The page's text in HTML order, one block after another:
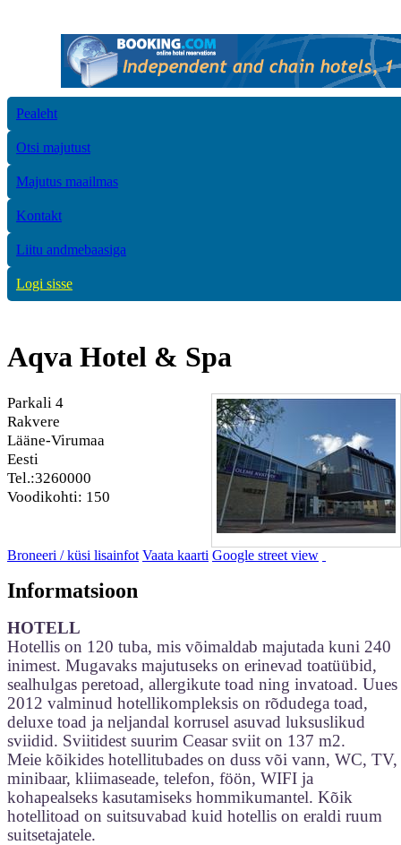
Pealeht
Otsi majutust
Majutus maailmas
Kontakt
Liitu andmebaasiga
Logi sisse
Aqva Hotel & Spa
Parkali 4
Rakvere
Lääne-Virumaa
Eesti
Tel.:3260000
Voodikohti: 150
Broneeri / küsi lisainfot Vaata kaarti Google street view
Informatsioon
HOTELL
Hotellis on 120 tuba, mis võimaldab majutada kuni 240
inimest. Mugavaks majutuseks on erinevad toatüübid,
sealhulgas peretoad, allergikute toad ning invatoad. Uues
2012 valminud hotellikompleksis on rõdudega toad,
deluxe toad ja neljandal korrusel asuvad luksuslikud
sviidid. Sviitidest suurim Ceasar sviit on 137 m2.
Meie kõikides hotellitubades on duss või vann, WC, TV,
minibaar, kliimaseade, telefon, föön, WIFI ja
kohapealseks kasutamiseks hommikumantel. Kõik
hotellitoad on suitsuvabad kuid hotellis on eraldi ruum
suitsetajatele.